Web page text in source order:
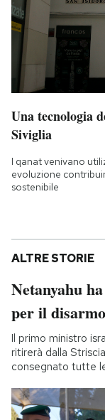
Una tecnologia
Siviglia
I qanat venivano
evoluzione
sostenibile
ALTRE STORIE
Netanyahu
per il
Il primo ministro
ritirerà dalla
consegnato tutte